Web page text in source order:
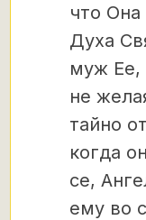
что
Духа
муж Ее,
не
тайно
когда
се,
ему во